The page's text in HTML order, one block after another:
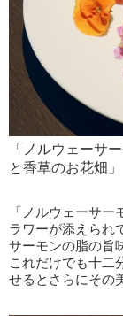
「ノルウェーサ
と香草のお花畑
「ノルウェーサ
ラワーが添えられ
サーモンの脂の旨
これだけでも十二
せるとさらにその